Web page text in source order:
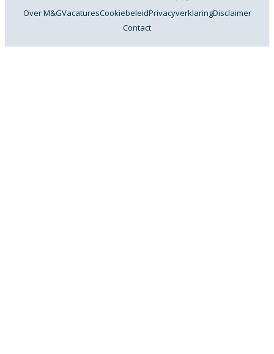
Over M&GVacaturesCookiebeleidPrivacyverklaringDisclaimer
Contact